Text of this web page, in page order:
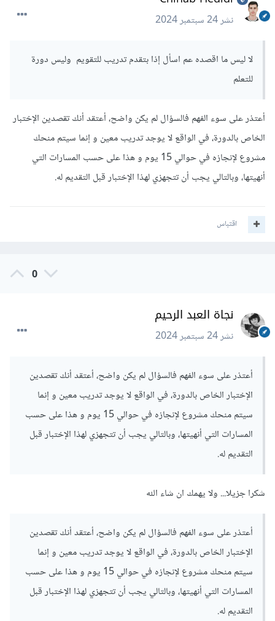
نشر24 سبتمبر 2024
لا ليس ما اقصده عم اسأل إذا بتقدم تدريب للتقويم وليس دورة
للتعلم
أعتذر على سوء الفهم فالسؤال لم يكن واضح، أعتقد أنك تقصدين الإختبار
الخاص بالدورة، في الواقع لا يوجد تدريب معين و إنما سيتم منحك
مشروع لإنجازه في حوالي 15 يوم و هذا على حسب المسارات التي
أنهيتها، وبالتالي يجب أن تتجهزي لهذا الإختبار قبل التقديم له.
اقتباس
0
نجاة العبد الرحيم
نشر24 سبتمبر 2024
أعتذر على سوء الفهم فالسؤال لم يكن واضح، أعتقد أنك تقصدين
الإختبار الخاص بالدورة، في الواقع لا يوجد تدريب معين و إنما
سيتم منحك مشروع لإنجازه في حوالي 15 يوم و هذا على حسب
المسارات التي أنهيتها، وبالتالي يجب أن تتجهزي لهذا الإختبار قبل
التقديم له.
شكرا جزيلا... ولا يهمك ان شاء الله
أعتذر على سوء الفهم فالسؤال لم يكن واضح، أعتقد أنك تقصدين
الإختبار الخاص بالدورة، في الواقع لا يوجد تدريب معين و إنما
سيتم منحك مشروع لإنجازه في حوالي 15 يوم و هذا على حسب
المسارات التي أنهيتها، وبالتالي يجب أن تتجهزي لهذا الإختبار قبل
التقديم له.